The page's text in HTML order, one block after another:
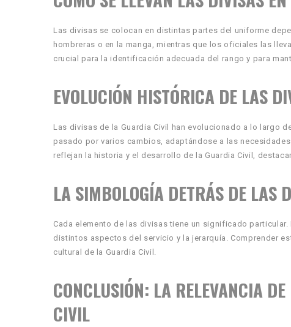
Las divisas se colocan en distintas partes del uniforme
hombreras o en la manga, mientras que los oficiales las
crucial para la identificación adecuada del rango y para
EVOLUCIÓN HISTÓRICA DE LAS
Las divisas de la Guardia Civil han evolucionado a lo largo
pasado por varios cambios, adaptándose a las
reflejan la historia y el desarrollo de la Guardia Civil,
LA SIMBOLOGÍA DETRÁS DE LAS
Cada elemento de las divisas tiene un significado
distintos aspectos del servicio y la jerarquía. Comprender
cultural de la Guardia Civil.
CONCLUSIÓN: LA RELEVANCIA
CIVIL